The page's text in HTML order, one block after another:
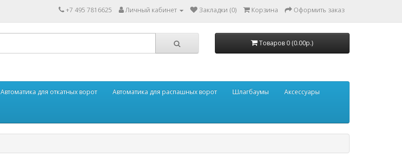
+7 495 7816625 Личный кабинет Закладки (0) Корзина Оформить заказ
Товаров 0 (0.00р.)
Автоматика для откатных ворот Автоматика для распашных ворот Шлагбаумы Аксессуары